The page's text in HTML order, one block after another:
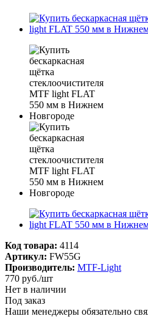
Код товара: 4114
Артикул: FW55G
Производитель: MTF-Light
770 руб./шт
Нет в наличии
Под заказ
Наши менеджеры обязательно